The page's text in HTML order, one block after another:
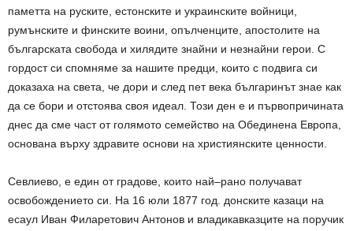
паметта на руските, естонските и украинските войници,
румънските и финските воини, опълченците, апостолите на
българската свобода и хилядите знайни и незнайни герои. С
гордост си спомняме за нашите предци, които с подвига си
доказаха на света, че дори и след пет века българинът знае как
да се бори и отстоява своя идеал. Този ден е и първопричината
днес да сме част от голямото семейство на Обединена Европа,
основана върху здравите основи на християнските ценности.
Севлиево, е един от градове, които най–рано получават
освобождението си. На 16 юли 1877 год. донските казаци на
есаул Иван Филаретович Антонов и владикавказците на поручик